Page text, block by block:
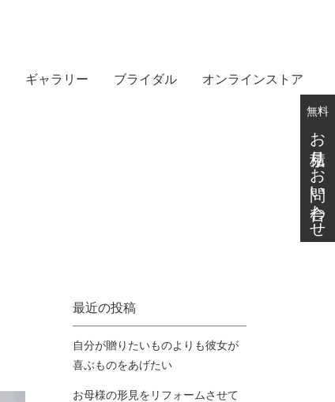
ギャラリー ブライダル オンラインストア
最近の投稿
自分が贈りたいものよりも彼女が
喜ぶものをあげたい
お母様の形見をリフォームさせて
無料
お見積り・お問い合わせ